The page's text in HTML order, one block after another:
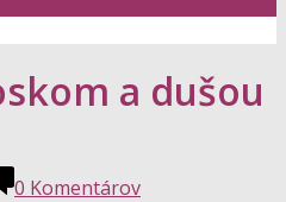
a dušou
0 Komentárov